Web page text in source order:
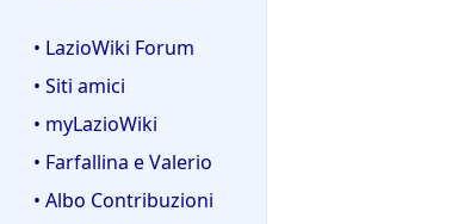
• LazioWiki Forum
• Siti amici
• myLazioWiki
• Farfallina e Valerio
• Albo Contribuzioni